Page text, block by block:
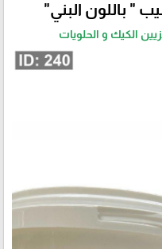
" باللون البني"
الكيك و الحلويات